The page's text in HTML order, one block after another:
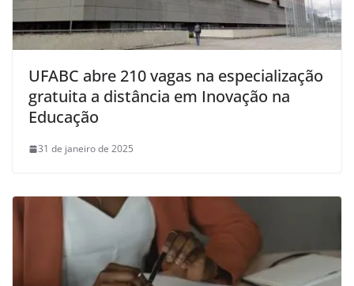
UFABC abre 210 vagas na especialização
gratuita a distância em Inovação na
Educação
31 de janeiro de 2025